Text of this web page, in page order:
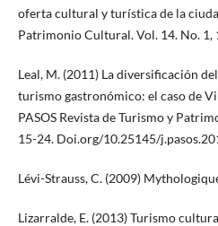
oferta cultural y turística de la
Patrimonio Cultural. Vol. 14. No. 1,
Leal, M. (2011) La diversificación
turismo gastronómico: el caso de
PASOS Revista de Turismo y
15-24. Doi.org/10.25145/
Lévi-Strauss, C. (2009)
Lizarralde, E. (2013) Turismo